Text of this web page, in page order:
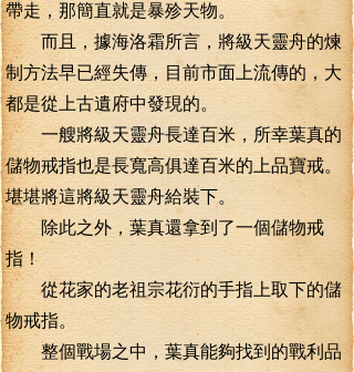
帶走，那簡直就是暴殄天物。
而且，據海洛霜所言，將級天靈舟的煉
制方法早已經失傳，目前市面上流傳的，大
都是從上古遺府中發現的。
一艘將級天靈舟長達百米，所幸葉真的
儲物戒指也是長寬高俱達百米的上品寶戒。
堪堪將這將級天靈舟給裝下。
除此之外，葉真還拿到了一個儲物戒
指！
從花家的老祖宗花衍的手指上取下的儲
物戒指。
整個戰場之中，葉真能夠找到的戰利品